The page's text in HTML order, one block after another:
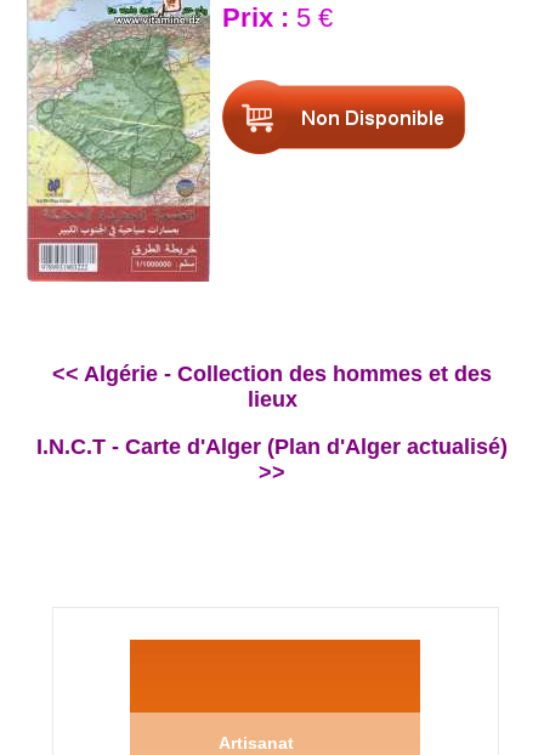
Prix : 5 €
<< Algérie - Collection des hommes et des
lieux
I.N.C.T - Carte d'Alger (Plan d'Alger actualisé)
>>
Artisanat